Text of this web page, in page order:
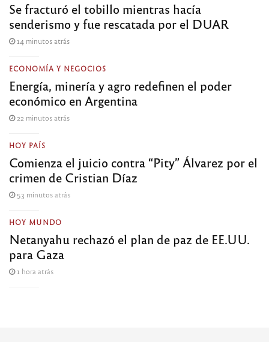
Se fracturó el tobillo mientras hacía
senderismo y fue rescatada por el DUAR
14 minutos atrás
ECONOMÍA Y NEGOCIOS
Energía, minería y agro redefinen el poder
económico en Argentina
22 minutos atrás
HOY PAÍS
Comienza el juicio contra “Pity” Álvarez por el
crimen de Cristian Díaz
53 minutos atrás
HOY MUNDO
Netanyahu rechazó el plan de paz de EE.UU.
para Gaza
1 hora atrás